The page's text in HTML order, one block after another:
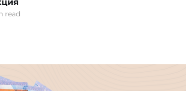
read